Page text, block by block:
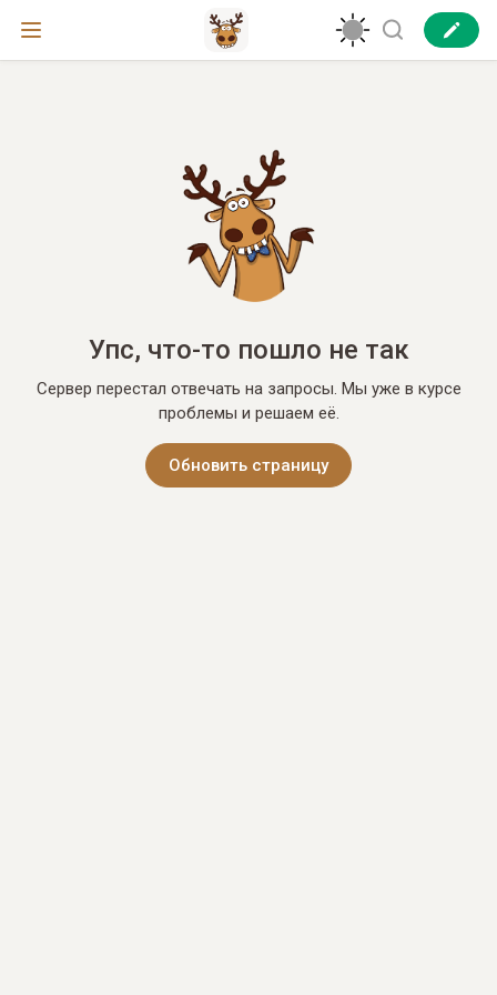
Упс, что-то пошло не так
Сервер перестал отвечать на запросы. Мы уже в курсе
проблемы и решаем её.
Обновить страницу